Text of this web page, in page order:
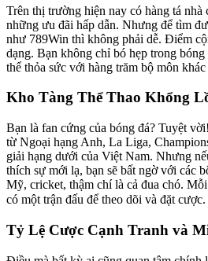
Trên thị trường hiện nay có hàng tá nhà
những ưu đãi hấp dẫn. Nhưng để tìm
như 789Win thì không phải dễ. Điểm
dạng. Bạn không chỉ bó hẹp trong
thể thỏa sức với hàng trăm bộ môn khác
Kho Tàng Thể Thao Khổng
Bạn là fan cứng của bóng đá? Tuyệt
từ Ngoại hạng Anh, La Liga,
giải hạng dưới của Việt Nam. Nhưng
thích sự mới lạ, bạn sẽ bất ngờ với các
Mỹ, cricket, thậm chí là cả đua chó.
có một trận đấu để theo dõi và đặt
Tỷ Lệ Cược Cạnh Tranh và